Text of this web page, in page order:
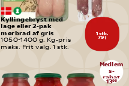
Medlem
s-
rabat
1395
1 stk.
79,-
Kyllingebryst med
lage eller 2-pak
mørbrad af gris
1050-1400 g. Kg-pris
maks. Frit valg. 1 stk.